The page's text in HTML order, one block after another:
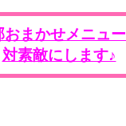
おまかせメニュ
対素敵にします♪